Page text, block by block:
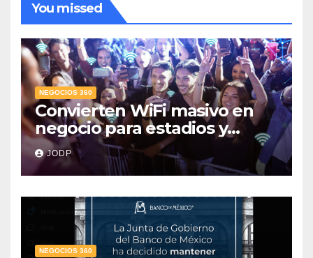
You missed
NEGOCIOS 360
Convierten WiFi masivo en
negocio para estadios y
festivales
JODP
NEGOCIOS 360